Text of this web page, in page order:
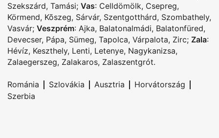
Szekszárd, Tamási; Vas: Celldömölk, Csepreg,
Körmend, Kõszeg, Sárvár, Szentgotthárd, Szombathely,
Vasvár; Veszprém: Ajka, Balatonalmádi, Balatonfüred,
Devecser, Pápa, Sümeg, Tapolca, Várpalota, Zirc; Zala:
Hévíz, Keszthely, Lenti, Letenye, Nagykanizsa,
Zalaegerszeg, Zalakaros, Zalaszentgrót.
Románia | Szlovákia | Ausztria | Horvátország |
Szerbia